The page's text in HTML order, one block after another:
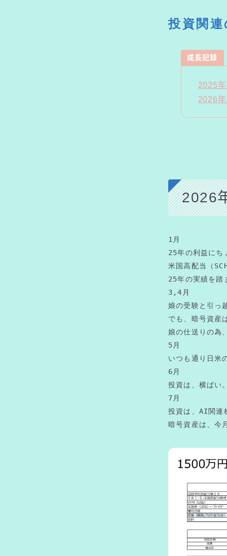
投資関
成長記録
2025
2026
2026
1月
25年の利益にち
米国高配当（
25年の実績を踏
3,4月
娘の受験と引っ
でも、暗号資産
娘の仕送りの為
5月
いつも通り日米
6月
投資は、横ばい
7月
投資は、AI関連
暗号資産は、今